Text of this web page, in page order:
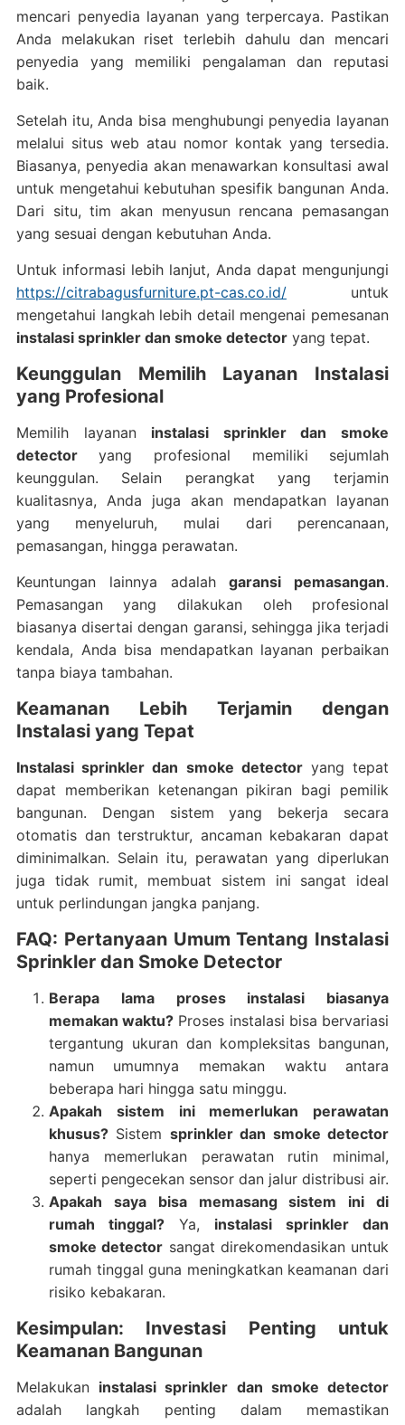
mencari penyedia layanan yang terpercaya. Pastikan
Anda melakukan riset terlebih dahulu dan mencari
penyedia yang memiliki pengalaman dan reputasi
baik.
Setelah itu, Anda bisa menghubungi penyedia layanan
melalui situs web atau nomor kontak yang tersedia.
Biasanya, penyedia akan menawarkan konsultasi awal
untuk mengetahui kebutuhan spesifik bangunan Anda.
Dari situ, tim akan menyusun rencana pemasangan
yang sesuai dengan kebutuhan Anda.
Untuk informasi lebih lanjut, Anda dapat mengunjungi
https://citrabagusfurniture.pt-cas.co.id/untuk
mengetahui langkah lebih detail mengenai pemesanan
instalasi sprinkler dan smoke detectoryang tepat.
Keunggulan Memilih Layanan Instalasi
yang Profesional
Memilih layanan instalasi sprinkler dan smoke
detectoryang profesional memiliki sejumlah
keunggulan. Selain perangkat yang terjamin
kualitasnya, Anda juga akan mendapatkan layanan
yang menyeluruh, mulai dari perencanaan,
pemasangan, hingga perawatan.
Keuntungan lainnya adalahgaransi pemasangan.
Pemasangan yang dilakukan oleh profesional
biasanya disertai dengan garansi, sehingga jika terjadi
kendala, Anda bisa mendapatkan layanan perbaikan
tanpa biaya tambahan.
Keamanan Lebih Terjamin dengan
Instalasi yang Tepat
Instalasi sprinkler dan smoke detectoryang tepat
dapat memberikan ketenangan pikiran bagi pemilik
bangunan. Dengan sistem yang bekerja secara
otomatis dan terstruktur, ancaman kebakaran dapat
diminimalkan. Selain itu, perawatan yang diperlukan
juga tidak rumit, membuat sistem ini sangat ideal
untuk perlindungan jangka panjang.
FAQ: Pertanyaan Umum Tentang Instalasi
Sprinkler dan Smoke Detector
Berapa lama proses instalasi biasanya
memakan waktu? Proses instalasi bisa bervariasi
tergantung ukuran dan kompleksitas bangunan,
namun umumnya memakan waktu antara
beberapa hari hingga satu minggu.
Apakah sistem ini memerlukan perawatan
khusus?Sistem sprinkler dan smoke detector
hanya memerlukan perawatan rutin minimal,
seperti pengecekan sensor dan jalur distribusi air.
Apakah saya bisa memasang sistem ini di
rumah tinggal?Ya, instalasi sprinkler dan
smoke detector sangat direkomendasikan untuk
rumah tinggal guna meningkatkan keamanan dari
risiko kebakaran.
Kesimpulan: Investasi Penting untuk
Keamanan Bangunan
Melakukan instalasi sprinkler dan smoke detector
adalah langkah penting dalam memastikan